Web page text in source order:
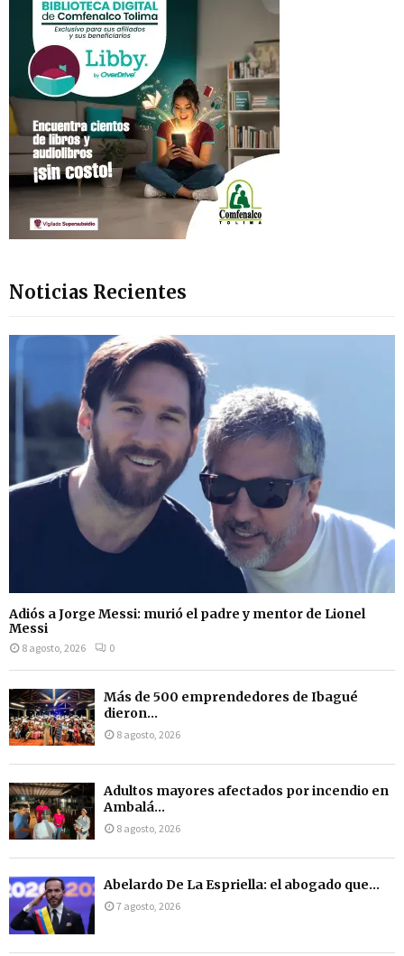
Noticias Recientes
Adiós a Jorge Messi: murió el padre y mentor de Lionel
Messi
8 agosto, 2026 0
Más de 500 emprendedores de Ibagué
dieron...
8 agosto, 2026
Adultos mayores afectados por incendio en
Ambalá...
8 agosto, 2026
Abelardo De La Espriella: el abogado que...
7 agosto, 2026